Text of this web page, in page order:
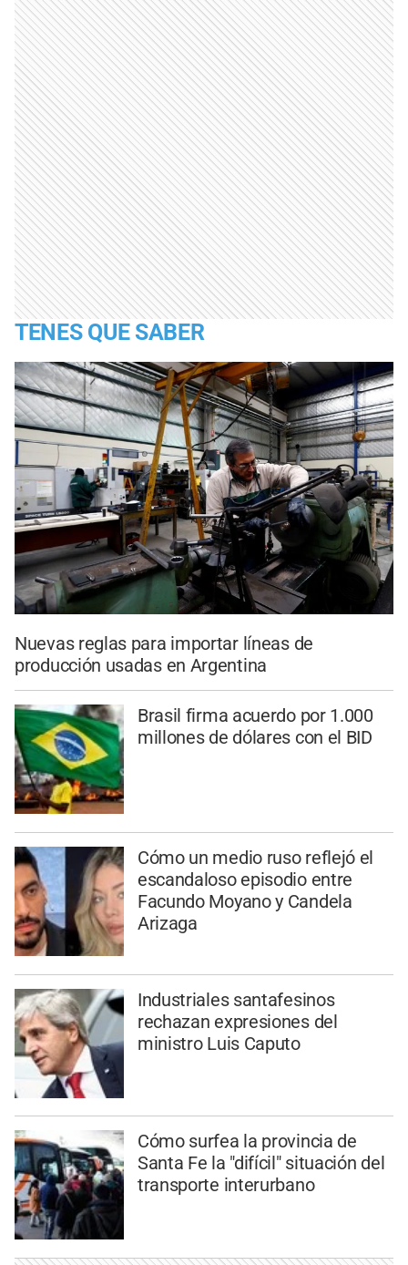
TENES QUE SABER
Nuevas reglas para importar líneas de
producción usadas en Argentina
Brasil firma acuerdo por 1.000
millones de dólares con el BID
Cómo un medio ruso reflejó el
escandaloso episodio entre
Facundo Moyano y Candela
Arizaga
Industriales santafesinos
rechazan expresiones del
ministro Luis Caputo
Cómo surfea la provincia de
Santa Fe la "difícil" situación del
transporte interurbano